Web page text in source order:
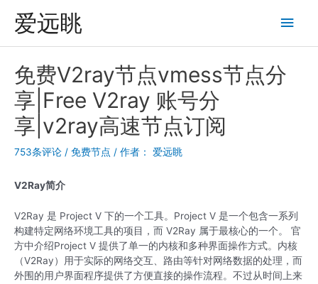
爱远眺
主
菜
单
免费V2ray节点vmess节点分
享|Free V2ray 账号分
享|v2ray高速节点订阅
753条评论 / 免费节点 / 作者： 爱远眺
V2Ray简介
V2Ray 是 Project V 下的一个工具。Project V 是一个包含一系列
构建特定网络环境工具的项目，而 V2Ray 属于最核心的一个。 官
方中介绍Project V 提供了单一的内核和多种界面操作方式。内核
（V2Ray）用于实际的网络交互、路由等针对网络数据的处理，而
外围的用户界面程序提供了方便直接的操作流程。不过从时间上来